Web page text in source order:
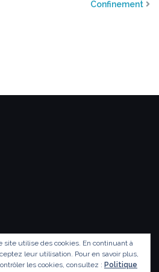
Confinement
site utilise des cookies. En continuant à
leur utilisation. Pour en savoir plus,
les cookies, consultez : Politique